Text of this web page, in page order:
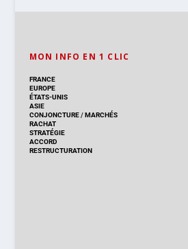
MON INFO EN 1 CLIC
FRANCE
EUROPE
ÉTATS-UNIS
ASIE
CONJONCTURE/MARCHÉS
RACHAT
STRATÉGIE
ACCORD
RESTRUCTURATION